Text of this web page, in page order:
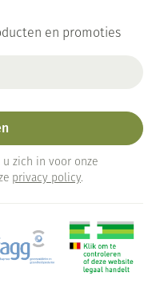
en promoties
zich in voor onze
privacy policy.